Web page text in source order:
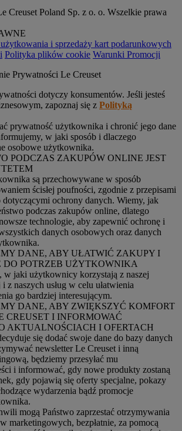
Creuset Poland Sp. z o. o. Wszelkie prawa
i sprzedaży kart podarunkowych
Polityka plików cookie Warunki Promocji
Prywatności Le Creuset
dotyczy konsumentów. Jeśli jesteś
zapoznaj się z Polityką
prywatność użytkownika i chronić jego dane
w jaki sposób i dlaczego
osobowe użytkownika.
PODCZAS ZAKUPÓW ONLINE JEST
są przechowywane w sposób
ścisłej poufności, zgodnie z przepisami
dotyczącymi ochrony danych. Wiemy, jak
podczas zakupów online, dlatego
technologie, aby zapewnić ochronę i
danych osobowych oraz danych
DANE, ABY UŁATWIĆ ZAKUPY I
DO POTRZEB UŻYTKOWNIKA
w jaki użytkownicy korzystają z naszej
naszych usług w celu ułatwienia
go bardziej interesującym.
DANE, ABY ZWIĘKSZYĆ KOMFORT
CREUSET I INFORMOWAĆ
AKTUALNOŚCIACH I OFERTACH
się dodać swoje dane do bazy danych
newsletter Le Creuset i inną
będziemy przesyłać mu
i informować, gdy nowe produkty zostaną
gdy pojawią się oferty specjalne, pokazy
wydarzenia bądź promocje
mogą Państwo zaprzestać otrzymywania
marketingowych, bezpłatnie, za pomocą